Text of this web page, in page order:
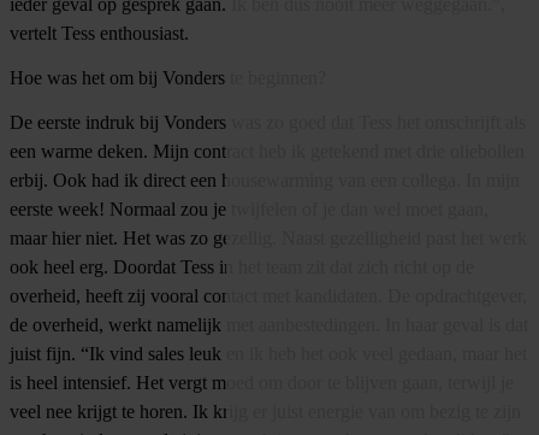
ieder geval op gesprek gaan. Ik ben dus nooit meer weggegaan.”,
vertelt Tess enthousiast.
Hoe was het om bij Vonders te beginnen?
De eerste indruk bij Vonders was zo goed dat Tess het omschrijft als
een warme deken. Mijn contract heb ik getekend met drie oliebollen
erbij. Ook had ik direct een housewarming van een collega. In mijn
eerste week! Normaal zou je twijfelen of je dan wel moet gaan,
maar hier niet. Het was zo gezellig. Naast gezelligheid past het werk
ook heel erg. Doordat Tess in het team zit dat zich richt op de
overheid, heeft zij vooral contact met kandidaten. De opdrachtgever,
de overheid, werkt namelijk met aanbestedingen. In haar geval is dat
juist fijn. “Ik vind sales leuk en ik heb het ook veel gedaan, maar het
is heel intensief. Het vergt moed om door te blijven gaan, terwijl je
veel nee krijgt te horen. Ik krijg er juist energie van om bezig te zijn